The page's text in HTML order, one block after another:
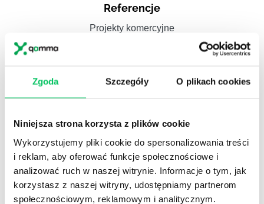
Zgoda Szczegóły O plikach cookies
Niniejsza strona korzysta z plików cookie
Wykorzystujemy pliki cookie do spersonalizowania treści
i reklam, aby oferować funkcje społecznościowe i
analizować ruch w naszej witrynie. Informacje o tym, jak
korzystasz z naszej witryny, udostępniamy partnerom
społecznościowym, reklamowym i analitycznym.
Referencje
Projekty komercyjne
Referencje
Referencje
Pełna lista referencyjna